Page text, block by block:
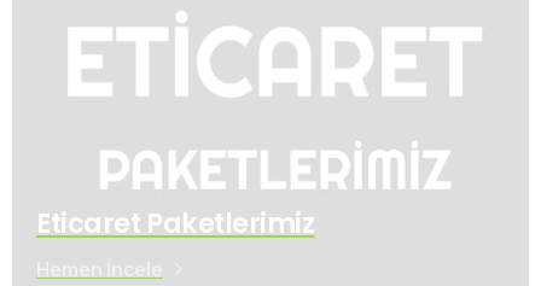
Eticaret Paketlerimiz